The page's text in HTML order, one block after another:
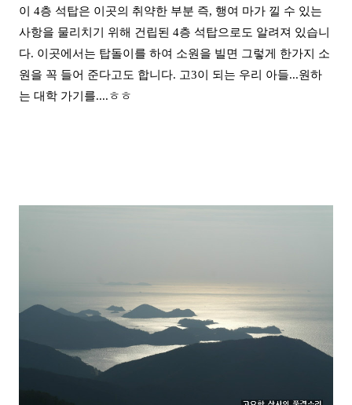
이 4층 석탑은 이곳의 취약한 부분 즉, 행여 마가 낄 수 있는
사항을 물리치기 위해 건립된 4층 석탑으로도 알려져 있습니
다. 이곳에서는 탑돌이를 하여 소원을 빌면 그렇게 한가지 소
원을 꼭 들어 준다고도 합니다. 고3이 되는 우리 아들...원하
는 대학 가기를....ㅎㅎ